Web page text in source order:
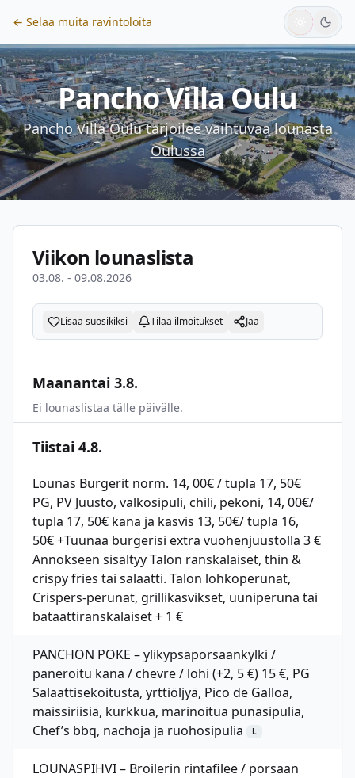
← Selaa muita ravintoloita
Pancho Villa Oulu
Pancho Villa Oulutarjoilee vaihtuvaa lounasta
Oulussa
Viikon lounaslista
03.08. - 09.08.2026
Lisää suosikiksi Tilaa ilmoitukset Jaa
Maanantai 3.8.
Ei lounaslistaa tälle päivälle.
Tiistai 4.8.
Lounas Burgerit norm. 14, 00€ / tupla 17, 50€
PG, PV Juusto, valkosipuli, chili, pekoni, 14, 00€/
tupla 17, 50€ kana ja kasvis 13, 50€/ tupla 16,
50€ +Tuunaa burgerisi extra vuohenjuustolla 3 €
Annokseen sisältyy Talon ranskalaiset, thin &
crispy fries tai salaatti. Talon lohkoperunat,
Crispers-perunat, grillikasvikset, uuniperuna tai
bataattiranskalaiset + 1 €
PANCHON POKE – ylikypsäporsaankylki /
paneroitu kana / chevre / lohi (+2, 5 €) 15 €, PG
Salaattisekoitusta, yrttiöljyä, Pico de Galloa,
maissiriisiä, kurkkua, marinoitua punasipulia,
Chef’s bbq, nachoja ja ruohosipulia
L
LOUNASPIHVI – Broilerin rintafilee / porsaan